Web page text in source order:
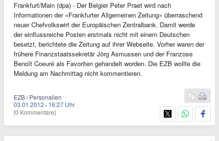
Frankfurt/Main (dpa) - Der Belgier Peter Praet wird nach
Informationen der «Frankfurter Allgemeinen Zeitung» überraschend
neuer Chefvolkswirt der Europäischen Zentralbank. Damit werde
der einflussreiche Posten erstmals nicht mit einem Deutschen
besetzt, berichtete die Zeitung auf ihrer Webseite. Vorher waren der
frühere Finanzstaatssekretär Jörg Asmussen und der Franzose
Benoît Coeuré als Favoriten gehandelt worden. Die EZB wollte die
Meldung am Nachmittag nicht kommentieren.
EZB / Personalien
03.01.2012 · 16:27 Uhr
[0 Kommentare]